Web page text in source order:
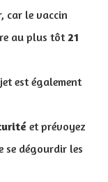
car le vaccin
au plus tôt21
est également
et prévoyez
se dégourdir les